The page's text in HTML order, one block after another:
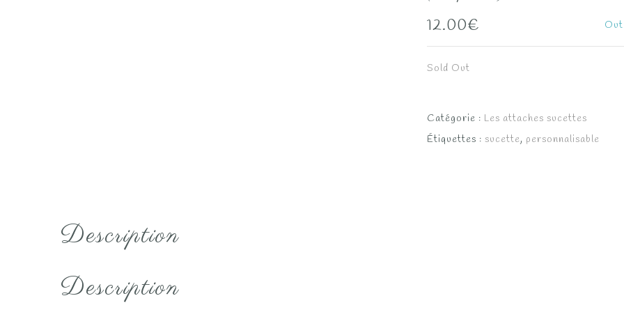
12.00€
Sold Out
Catégorie : Les attaches sucettes
Étiquettes : sucette, personnalisable
Description
Description